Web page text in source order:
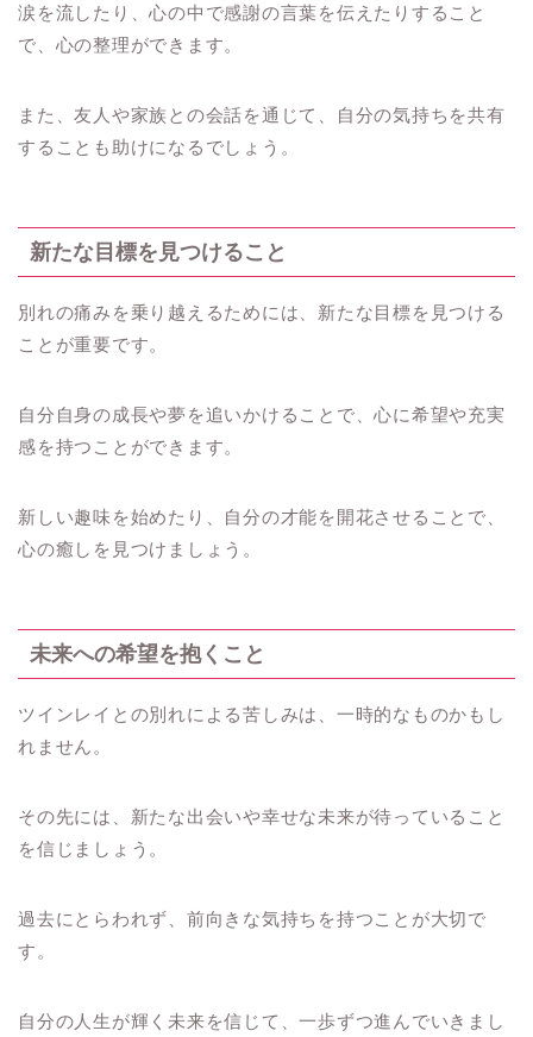
涙を流したり、心の中で感謝の言葉を伝えたりすること
で、心の整理ができます。
また、友人や家族との会話を通じて、自分の気持ちを共有
することも助けになるでしょう。
新たな目標を見つけること
別れの痛みを乗り越えるためには、新たな目標を見つける
ことが重要です。
自分自身の成長や夢を追いかけることで、心に希望や充実
感を持つことができます。
新しい趣味を始めたり、自分の才能を開花させることで、
心の癒しを見つけましょう。
未来への希望を抱くこと
ツインレイとの別れによる苦しみは、一時的なものかもし
れません。
その先には、新たな出会いや幸せな未来が待っていること
を信じましょう。
過去にとらわれず、前向きな気持ちを持つことが大切で
す。
自分の人生が輝く未来を信じて、一歩ずつ進んでいきまし